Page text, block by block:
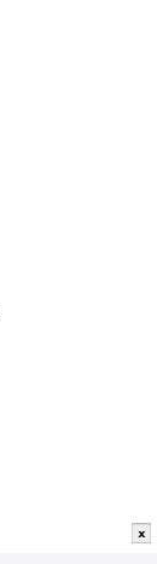
x